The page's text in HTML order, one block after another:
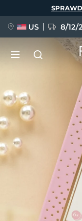
US 8/12/
NOWOŚĆ
FAQ™ Pure
BREAKING
issa™ Teeth
Język
English
Français